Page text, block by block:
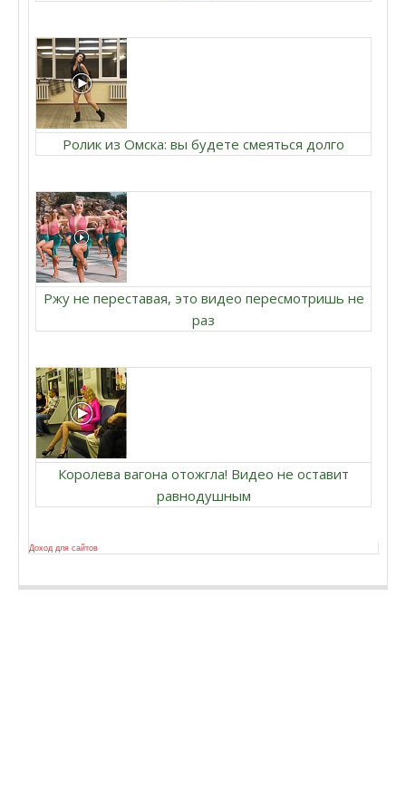
Ролик из Омска: вы будете смеяться долго
Ржу не переставая, это видео пересмотришь не
раз
Королева вагона отожгла! Видео не оставит
равнодушным
Доход для сайтов